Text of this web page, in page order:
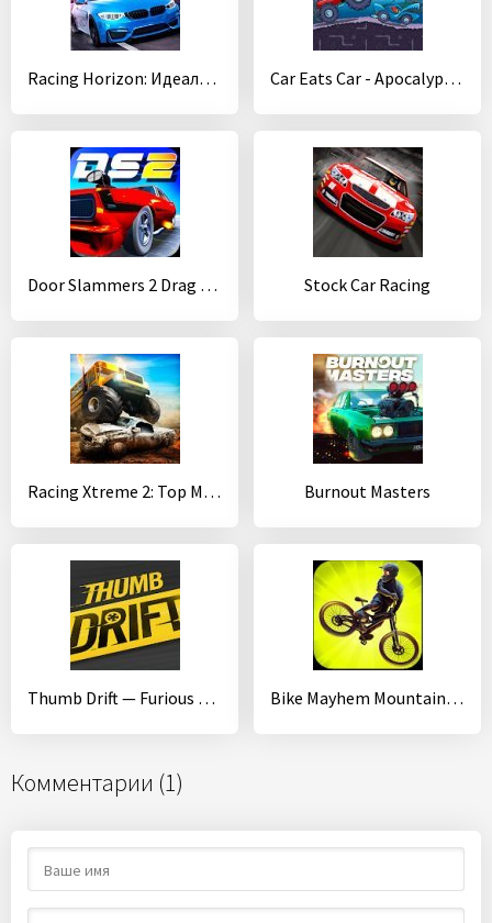
Racing Horizon: Идеальная гонка Car Eats Car - Apocalypse Racing
Door Slammers 2 Drag Racing Stock Car Racing
Racing Xtreme 2: Top Monster Truck & Offroad Fun Burnout Masters
Thumb Drift — Furious Car Drifting & Racing Game Bike Mayhem Mountain Racing
Комментарии (1)